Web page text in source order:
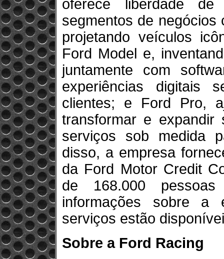
oferece liberdade
segmentos de negócios
projetando veículos
Ford Model e,
juntamente com
experiências digitais
clientes; e Ford Pro,
transformar e
serviços sob medida
disso, a empresa
da Ford Motor Credit
de 168.000
informações sobre a
serviços estão
Sobre a Ford Racing